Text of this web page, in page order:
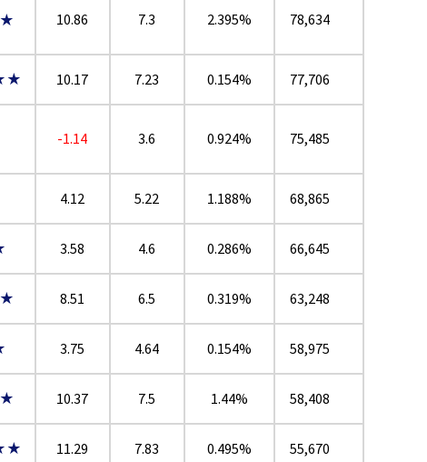
10.86 7.3 2.395% 78,634
10.17 7.23 0.154% 77,706
-1.14 3.6 0.924% 75,485
4.12 5.22 1.188% 68,865
3.58 4.6 0.286% 66,645
8.51 6.5 0.319% 63,248
3.75 4.64 0.154% 58,975
10.37 7.5 1.44% 58,408
11.29 7.83 0.495% 55,670